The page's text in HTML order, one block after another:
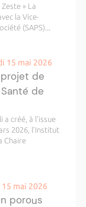
» La
la Vice-
(SAPS)...
15 mai 2026
de
de
a créé, à l'issue
2026, l’Institut
Chaire
mai 2026
porous